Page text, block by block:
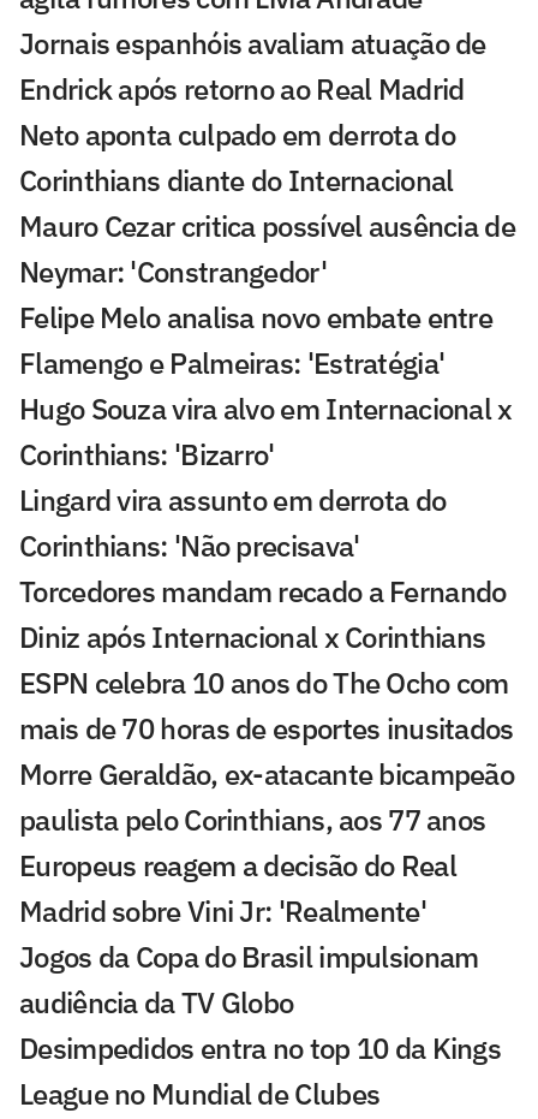
Jornais espanhóis avaliam atuação de
Endrick após retorno ao Real Madrid
Neto aponta culpado em derrota do
Corinthians diante do Internacional
Mauro Cezar critica possível ausência de
Neymar: 'Constrangedor'
Felipe Melo analisa novo embate entre
Flamengo e Palmeiras: 'Estratégia'
Hugo Souza vira alvo em Internacional x
Corinthians: 'Bizarro'
Lingard vira assunto em derrota do
Corinthians: 'Não precisava'
Torcedores mandam recado a Fernando
Diniz após Internacional x Corinthians
ESPN celebra 10 anos do The Ocho com
mais de 70 horas de esportes inusitados
Morre Geraldão, ex-atacante bicampeão
paulista pelo Corinthians, aos 77 anos
Europeus reagem a decisão do Real
Madrid sobre Vini Jr: 'Realmente'
Jogos da Copa do Brasil impulsionam
audiência da TV Globo
Desimpedidos entra no top 10 da Kings
League no Mundial de Clubes